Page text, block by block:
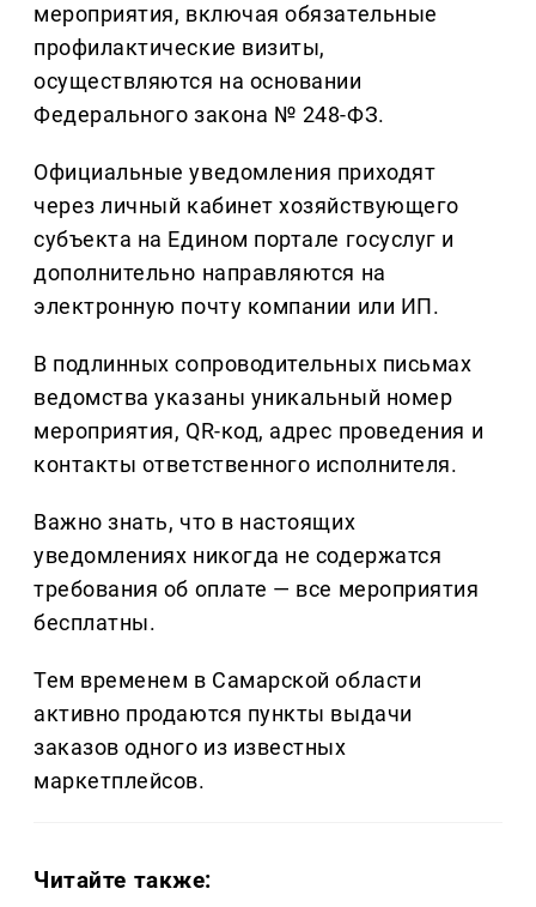
мероприятия, включая обязательные
профилактические визиты,
осуществляются на основании
Федерального закона № 248-ФЗ.
Официальные уведомления приходят
через личный кабинет хозяйствующего
субъекта на Едином портале госуслуг и
дополнительно направляются на
электронную почту компании или ИП.
В подлинных сопроводительных письмах
ведомства указаны уникальный номер
мероприятия, QR-код, адрес проведения и
контакты ответственного исполнителя.
Важно знать, что в настоящих
уведомлениях никогда не содержатся
требования об оплате — все мероприятия
бесплатны.
Тем временем в Самарской области
активно продаются пункты выдачи
заказов одного из известных
маркетплейсов.
Читайте также: